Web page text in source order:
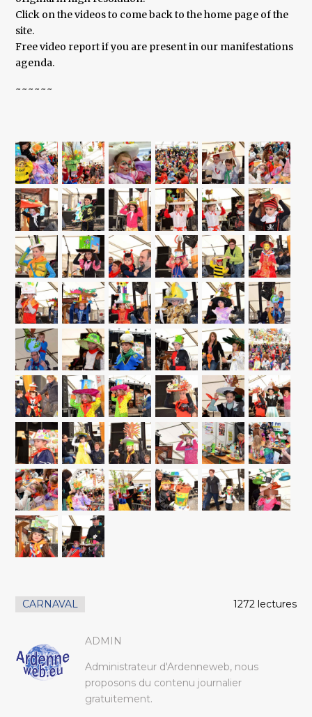
Click on the videos to come back to the home page of the
site.
Free video report if you are present in our manifestations
agenda.
~~~~~~
CARNAVAL 1272 lectures
ADMIN
Administrateur d'Ardenneweb, nous
proposons du contenu journalier
gratuitement.